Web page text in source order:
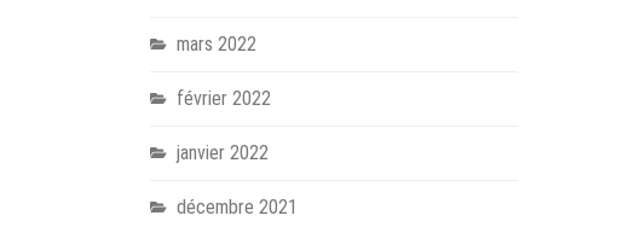
mars 2022
février 2022
janvier 2022
décembre 2021